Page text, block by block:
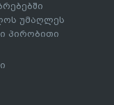
უმაღლეს
პირობითი